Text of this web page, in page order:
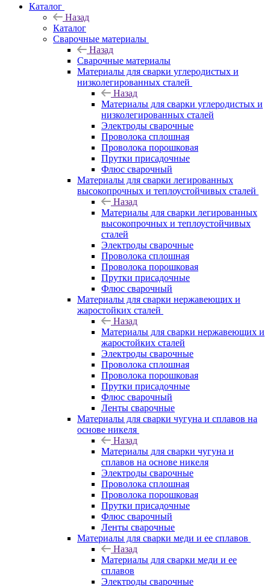
Каталог
Назад
Каталог
Сварочные материалы
Назад
Сварочные материалы
Материалы для сварки углеродистых и
низколегированных сталей
Назад
Материалы для сварки углеродистых и
низколегированных сталей
Электроды сварочные
Проволока сплошная
Проволока порошковая
Прутки присадочные
Флюс сварочный
Материалы для сварки легированных
высокопрочных и теплоустойчивых сталей
Назад
Материалы для сварки легированных
высокопрочных и теплоустойчивых
сталей
Электроды сварочные
Проволока сплошная
Проволока порошковая
Прутки присадочные
Флюс сварочный
Материалы для сварки нержавеющих и
жаростойких сталей
Назад
Материалы для сварки нержавеющих и
жаростойких сталей
Электроды сварочные
Проволока сплошная
Проволока порошковая
Прутки присадочные
Флюс сварочный
Ленты сварочные
Материалы для сварки чугуна и сплавов на
основе никеля
Назад
Материалы для сварки чугуна и
сплавов на основе никеля
Электроды сварочные
Проволока сплошная
Проволока порошковая
Прутки присадочные
Флюс сварочный
Ленты сварочные
Материалы для сварки меди и ее сплавов
Назад
Материалы для сварки меди и ее
сплавов
Электроды сварочные